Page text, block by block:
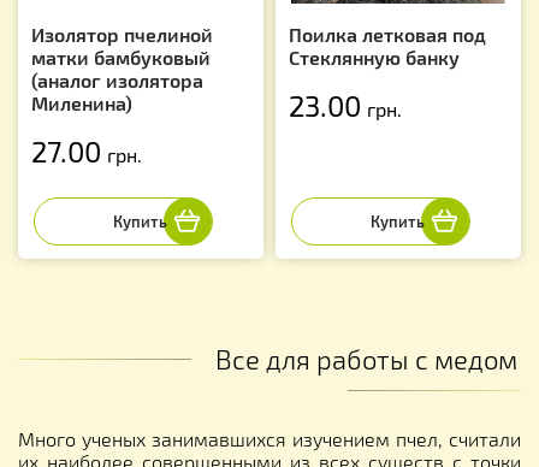
Изолятор пчелиной
матки бамбуковый
(аналог изолятора
Миленина)
27.00 грн.
Поилка летковая под
Стеклянную банку
23.00 грн.
Все для работы с медом
Много ученых занимавшихся изучением пчел, считали
их наиболее совершенными из всех существ с точки